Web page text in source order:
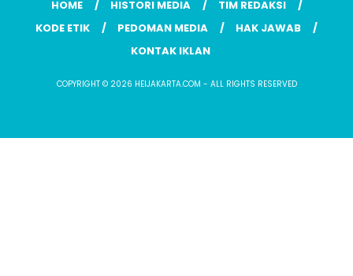
HOME HISTORI MEDIA
TIM REDAKSI
KODE ETIK
PEDOMAN MEDIA
HAK JAWAB
KONTAK IKLAN
COPYRIGHT © 2026 HEIJAKARTA.COM - ALL RIGHTS RESERVED